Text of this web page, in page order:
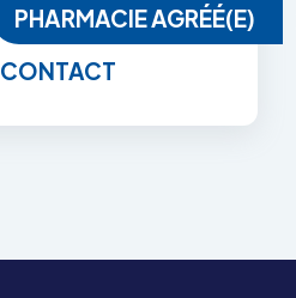
PHARMACIE AGRÉÉ(E)
CONTACT